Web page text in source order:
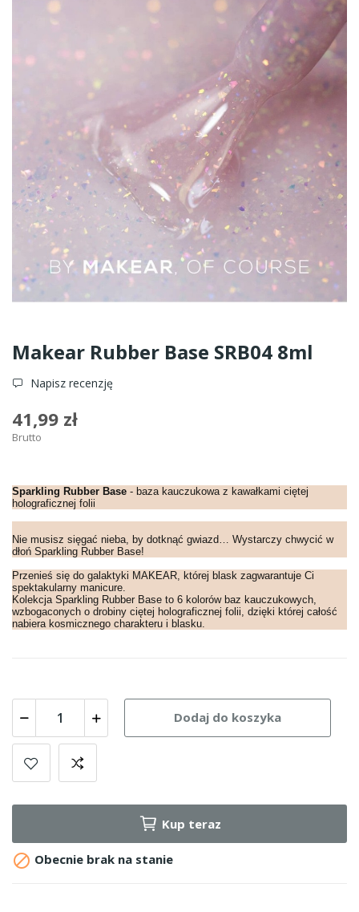
Makear Rubber Base SRB04 8ml
Napisz recenzję
41,99 zł
Brutto
Sparkling Rubber Base - baza kauczukowa z kawałkami ciętej
holograficznej folii
Nie musisz sięgać nieba, by dotknąć gwiazd… Wystarczy chwycić w
dłoń Sparkling Rubber Base!
Przenieś się do galaktyki MAKEAR, której blask zagwarantuje Ci
spektakularny manicure.
Kolekcja Sparkling Rubber Base to 6 kolorów baz kauczukowych,
wzbogaconych o drobiny ciętej holograficznej folii, dzięki której całość
nabiera kosmicznego charakteru i blasku.
Dodaj do koszyka
Kup teraz
 Obecnie brak na stanie